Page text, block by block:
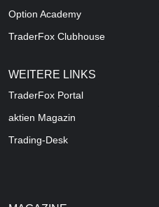
Option Academy
TraderFox Clubhouse
WEITERE LINKS
TraderFox Portal
aktien Magazin
Trading-Desk